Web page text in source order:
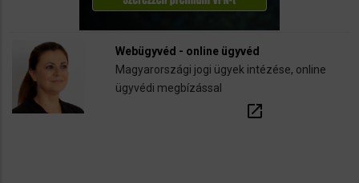
Webügyvéd - online ügyvéd
Magyarországi jogi ügyek intézése, online
ügyvédi megbízással
open_in_new